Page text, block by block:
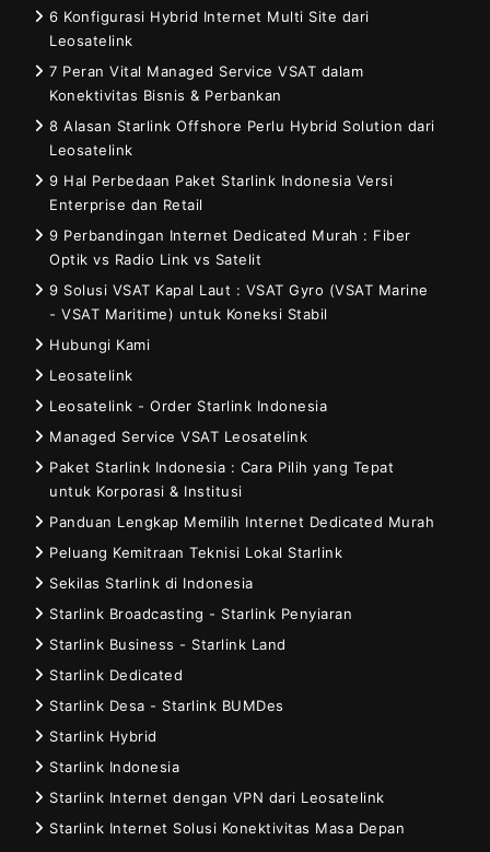
6 Konfigurasi Hybrid Internet Multi Site dari
Leosatelink
7 Peran Vital Managed Service VSAT dalam
Konektivitas Bisnis & Perbankan
8 Alasan Starlink Offshore Perlu Hybrid Solution dari
Leosatelink
9 Hal Perbedaan Paket Starlink Indonesia Versi
Enterprise dan Retail
9 Perbandingan Internet Dedicated Murah : Fiber
Optik vs Radio Link vs Satelit
9 Solusi VSAT Kapal Laut : VSAT Gyro (VSAT Marine
- VSAT Maritime) untuk Koneksi Stabil
Hubungi Kami
Leosatelink
Leosatelink - Order Starlink Indonesia
Managed Service VSAT Leosatelink
Paket Starlink Indonesia : Cara Pilih yang Tepat
untuk Korporasi & Institusi
Panduan Lengkap Memilih Internet Dedicated Murah
Peluang Kemitraan Teknisi Lokal Starlink
Sekilas Starlink di Indonesia
Starlink Broadcasting - Starlink Penyiaran
Starlink Business - Starlink Land
Starlink Dedicated
Starlink Desa - Starlink BUMDes
Starlink Hybrid
Starlink Indonesia
Starlink Internet dengan VPN dari Leosatelink
Starlink Internet Solusi Konektivitas Masa Depan